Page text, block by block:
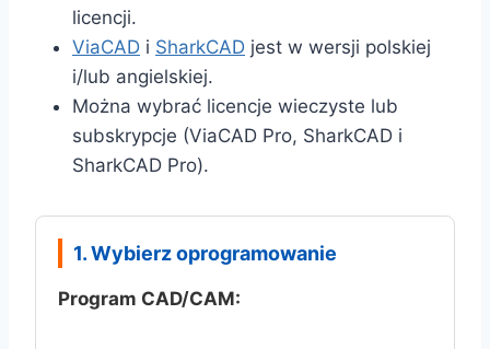
licencji.
ViaCAD i SharkCAD jest w wersji polskiej
i/lub angielskiej.
Można wybrać licencje wieczyste lub
subskrypcje (ViaCAD Pro, SharkCAD i
SharkCAD Pro).
1. Wybierz oprogramowanie
Program CAD/CAM: